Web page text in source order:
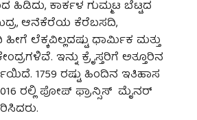
ಕಾರ್ಕಳ ಗುಮ್ಮಟ ಬೆಟ್ಟದ
ಆನೆಕೆರೆಯ ಕೆರೆಬಸದಿ,
ಲೆಕ್ಕವಿಲ್ಲದಷ್ಟು ಧಾರ್ಮಿಕ ಮತ್ತು
ಇನ್ನು ಕ್ರೈಸ್ತರಿಗೆ ಅತ್ತೂರಿನ
1759 ರಷ್ಟು ಹಿಂದಿನ ಇತಿಹಾಸ
ರಲ್ಲಿ ಪೋಪ್‌ ಫ್ರಾನ್ಸಿಸ್ ಮೈನರ್‌